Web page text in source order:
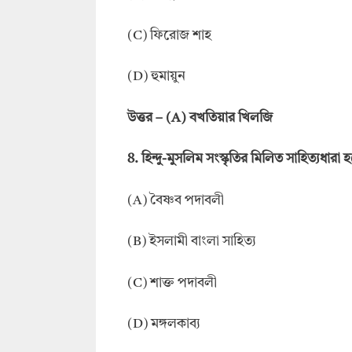
(C) ফিরোজ শাহ
(D) হুমায়ুন
উত্তর – (A) বখতিয়ার খিলজি
8. হিন্দু-মুসলিম সংস্কৃতির মিলিত
(A) বৈষ্ণব পদাবলী
(B) ইসলামী বাংলা সাহিত্য
(C) শাক্ত পদাবলী
(D) মঙ্গলকাব্য